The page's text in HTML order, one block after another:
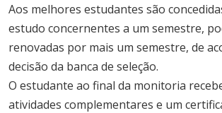
Aos melhores estudantes são
estudo concernentes a um semestre,
renovadas por mais um semestre, de
decisão da banca de seleção.
O estudante ao final da monitoria
atividades complementares e um